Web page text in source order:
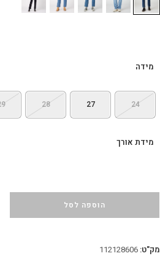
מידה
24
27
28
מידת אורך
הוספה לסל
מק"ט: 112128606